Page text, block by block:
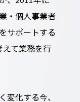
・個人事業者
サポートする
えて業務を行
変化する今、